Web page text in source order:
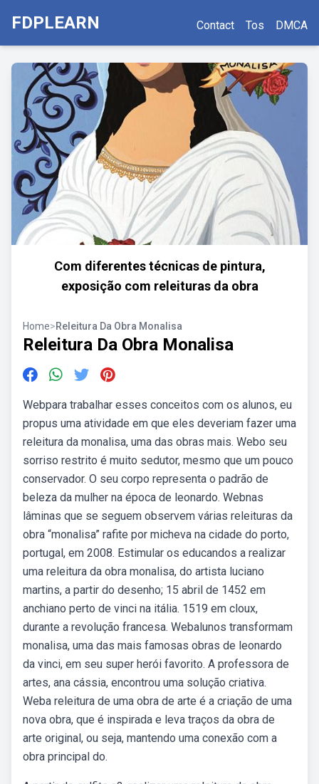
FDPLEARN Contact Tos DMCA
Com diferentes técnicas de pintura,
exposição com releituras da obra
Home>Releitura Da Obra Monalisa
Releitura Da Obra Monalisa
Webpara trabalhar esses conceitos com os alunos, eu
propus uma atividade em que eles deveriam fazer uma
releitura da monalisa, uma das obras mais. Webo seu
sorriso restrito é muito sedutor, mesmo que um pouco
conservador. O seu corpo representa o padrão de
beleza da mulher na época de leonardo. Webnas
lâminas que se seguem observem várias releituras da
obra “monalisa” rafite por micheva na cidade do porto,
portugal, em 2008. Estimular os educandos a realizar
uma releitura da obra monalisa, do artista luciano
martins, a partir do desenho; 15 abril de 1452 em
anchiano perto de vinci na itália. 1519 em cloux,
durante a revolução francesa. Webalunos transformam
monalisa, uma das mais famosas obras de leonardo
da vinci, em seu super herói favorito. A professora de
artes, ana cássia, encontrou uma solução criativa.
Weba releitura de uma obra de arte é a criação de uma
nova obra, que é inspirada e leva traços da obra de
arte original, ou seja, mantendo uma conexão com a
obra principal do.